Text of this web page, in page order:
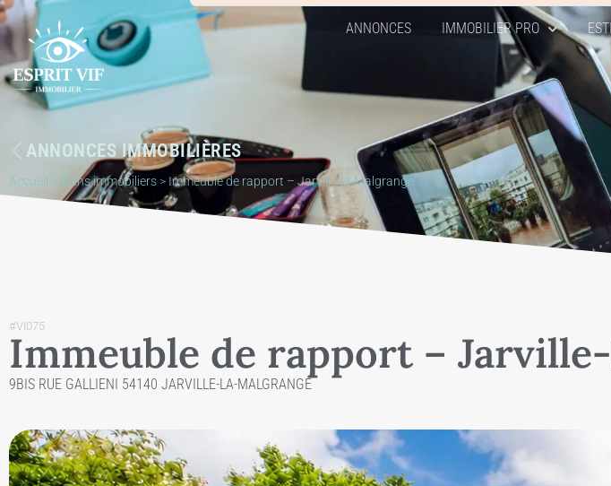
ANNONCES IMMOBILIER PRO
ANNONCES IMMOBILIÈRES
Accueil > Biens immobiliers> Immeuble de rapport – Jarville-la-Malgrange
#VI075
Immeuble de rapport –
9BIS RUE GALLIENI 54140 JARVILLE-LA-MALGRANGE